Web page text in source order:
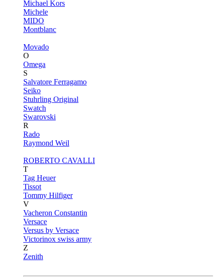
Michael Kors
Michele
MIDO
Montblanc
Movado
O
Omega
S
Salvatore Ferragamo
Seiko
Stuhrling Original
Swatch
Swarovski
R
Rado
Raymond Weil
ROBERTO CAVALLI
T
Tag Heuer
Tissot
Tommy Hilfiger
V
Vacheron Constantin
Versace
Versus by Versace
Victorinox swiss army
Z
Zenith